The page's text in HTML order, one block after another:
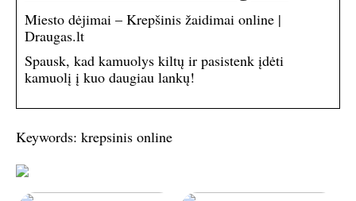
Miesto dėjimai – Krepšinis žaidimai online |
Draugas.lt
Spausk, kad kamuolys kiltų ir pasistenk įdėti
kamuolį į kuo daugiau lankų!
Keywords: krepsinis online